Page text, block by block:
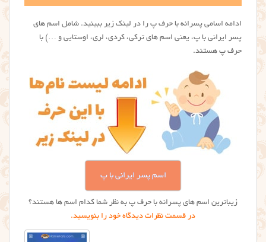
ادامه اسامی پسرانه با حرف پ را در لینک زیر ببینید. شامل اسم های
پسر ایرانی با پ، یعنی اسم های ترکی، کردی، لری، اوستایی و …) با
حرف پ هستند.
اسم پسر ایرانی با پ
زیباترین اسم های پسرانه با حرف پ به نظر شما کدام اسم ها هستند؟
در قسمت نظرات دیدگاه خود را بنویسید.